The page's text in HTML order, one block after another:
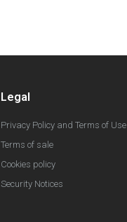
Legal
Privacy Policy and Terms of Use
Terms of sale
Cookies policy
Security Notices